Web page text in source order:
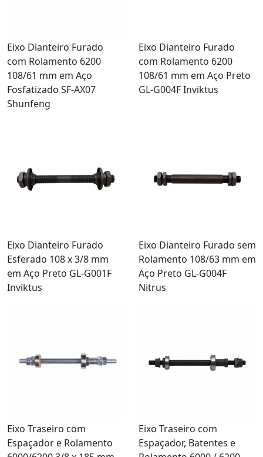
Eixo Dianteiro Furado
com Rolamento 6200
108/61 mm em Aço
Fosfatizado SF-AX07
Shunfeng
Eixo Dianteiro Furado
com Rolamento 6200
108/61 mm em Aço Preto
GL-G004F Inviktus
Eixo Dianteiro Furado
Esferado 108 x 3/8 mm
em Aço Preto GL-G001F
Inviktus
Eixo Dianteiro Furado sem
Rolamento 108/63 mm em
Aço Preto GL-G004F
Nitrus
Eixo Traseiro com
Espaçador e Rolamento
Eixo Traseiro com
Espaçador, Batentes e